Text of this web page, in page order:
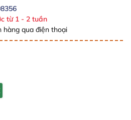
từ 1 - 2 tuần
hàng qua điện thoại